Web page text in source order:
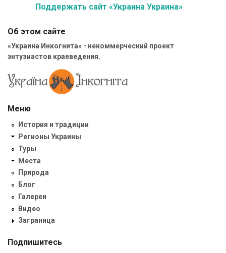
Поддержать сайт «Украина Украина»
Об этом сайте
«Украина Инкогнита» - некоммерческий проект
энтузиастов краеведения.
Меню
История и традиции
Регионы Украины
Туры
Места
Природа
Блог
Галереи
Видео
Заграница
Подпишитесь